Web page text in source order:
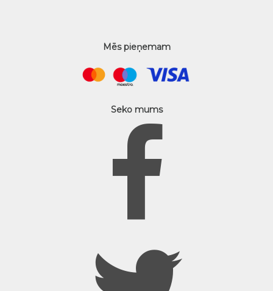
Mēs pieņemam
Seko mums